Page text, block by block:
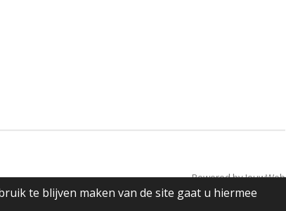
te blijven maken van de site gaat u hiermee
Powered byJouwWeb